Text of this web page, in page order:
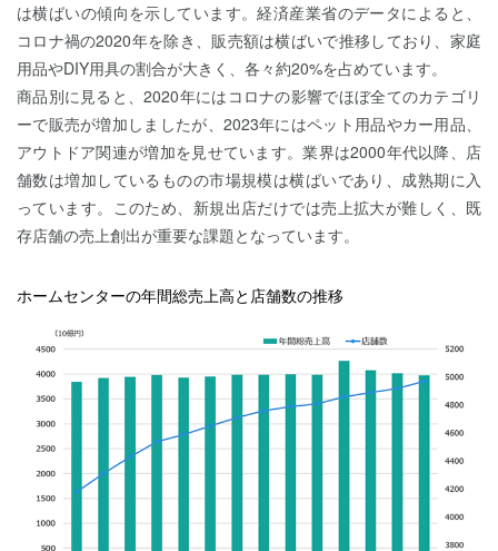
は横ばいの傾向を示しています。経済産業省のデータによると、
コロナ禍の2020年を除き、販売額は横ばいで推移しており、家庭
用品やDIY用具の割合が大きく、各々約20%を占めています。
商品別に見ると、2020年にはコロナの影響でほぼ全てのカテゴリ
ーで販売が増加しましたが、2023年にはペット用品やカー用品、
アウトドア関連が増加を見せています。業界は2000年代以降、店
舗数は増加しているものの市場規模は横ばいであり、成熟期に入
っています。このため、新規出店だけでは売上拡大が難しく、既
存店舗の売上創出が重要な課題となっています。
ホームセンターの年間総売上高と店舗数の推移